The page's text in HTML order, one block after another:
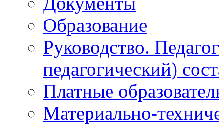
Образование
Руководство.
педагогический)
Платные
Материально-